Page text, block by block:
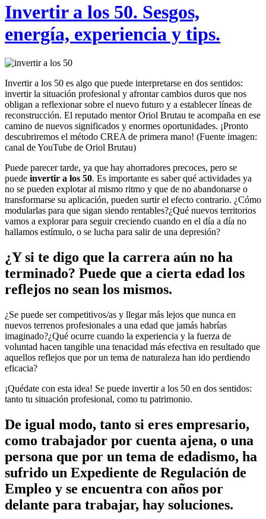
Invertir a los 50. Sesgos,
energía, experiencia y tips.
Invertir a los 50 es algo que puede interpretarse en dos sentidos:
invertir la situación profesional y afrontar cambios duros que nos
obligan a reflexionar sobre el nuevo futuro y a establecer líneas de
reconstrucción. El reputado mentor Oriol Brutau te acompaña en ese
camino de nuevos significados y enormes oportunidades. ¡Pronto
descubriremos el método CREA de primera mano! (Fuente imagen:
canal de YouTube de Oriol Brutau)
Puede parecer tarde, ya que hay ahorradores precoces, pero se
puede invertir a los 50. Es importante es saber qué actividades ya
no se pueden explotar al mismo ritmo y que de no abandonarse o
transformarse su aplicación, pueden surtir el efecto contrario. ¿Cómo
modularlas para que sigan siendo rentables?¿Qué nuevos territorios
vamos a explorar para seguir creciendo cuando en el día a día no
hallamos estímulo, o se lucha para salir de una depresión?
¿Y si te digo que la carrera aún no ha
terminado? Puede que a cierta edad los
reflejos no sean los mismos.
¿Se puede ser competitivos/as y llegar más lejos que nunca en
nuevos terrenos profesionales a una edad que jamás habrías
imaginado?¿Qué ocurre cuando la experiencia y la fuerza de
voluntad hacen tangible una tenacidad más efectiva en resultado que
aquellos reflejos que por un tema de naturaleza han ido perdiendo
eficacia?
¡Quédate con esta idea! Se puede invertir a los 50 en dos sentidos:
tanto tu situación profesional, como tu patrimonio.
De igual modo, tanto si eres empresario,
como trabajador por cuenta ajena, o una
persona que por un tema de edadismo, ha
sufrido un Expediente de Regulación de
Empleo y se encuentra con años por
delante para trabajar, hay soluciones.